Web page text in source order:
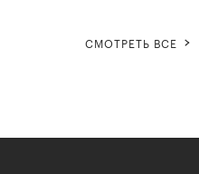
СМОТРЕТЬ ВСЕ